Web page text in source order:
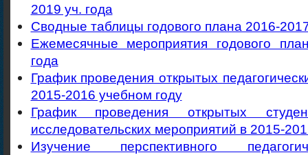
2019 уч. года
Сводные таблицы годового плана 2016-
Ежемесячные мероприятия годового
года
График проведения открытых
2015-2016 учебном году
График проведения открытых
исследовательских мероприятий в 2015-
Изучение перспективного